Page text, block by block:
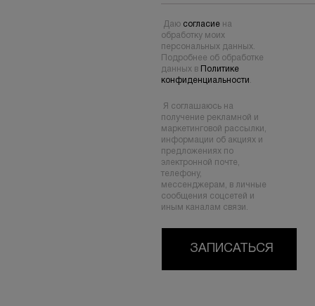
Даю согласиена
обработку моих
персональных данных.
Подробнее об обработке
данных в
Политике
конфиденциальности
Я соглашаюсь на
получение рекламной и
маркетинговой рассылки,
информации об акциях и
предложениях по
электронной почте,
телефону,
мессенджерам, в личные
сообщения соцсетей и
иным каналам связи.
ЗАПИСАТЬСЯ